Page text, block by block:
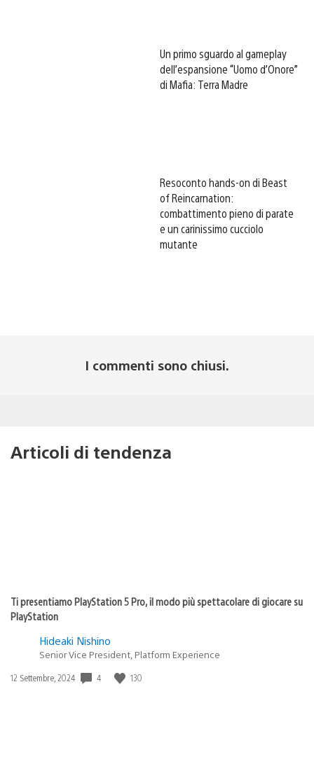
Un primo sguardo al gameplay
dell’espansione “Uomo d’Onore”
di Mafia: Terra Madre
Resoconto hands-on di Beast
of Reincarnation:
combattimento pieno di parate
e un carinissimo cucciolo
mutante
I commenti sono chiusi.
Articoli di tendenza
Ti presentiamo PlayStation 5 Pro, il modo più spettacolare di giocare su
PlayStation
Hideaki Nishino
Senior Vice President, Platform Experience
Data
12 Settembre, 2024 4 130